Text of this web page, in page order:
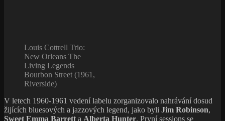
Louis Cottrell Trio:
New Orleans The
Living Legends
Bourbon Street (1961,
Riverside)
V letech 1960-1961 vedení labelu zorganizovalo nahrávání dosud
žijících bluesových a jazzových legend, jako byli Jim Robinson,
Sweet Emma Barrett a Alberta Hunter. První sessions se